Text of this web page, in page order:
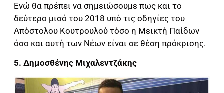
Ενώ θα πρέπει να σημειώσουμε πως και το
δεύτερο μισό του 2018 υπό τις οδηγίες του
Απόστολου Κουτρουλού τόσο η Μεικτή Παίδων
όσο και αυτή των Νέων είναι σε θέση πρόκρισης.
5. Δημοσθένης Μιχαλεντζάκης